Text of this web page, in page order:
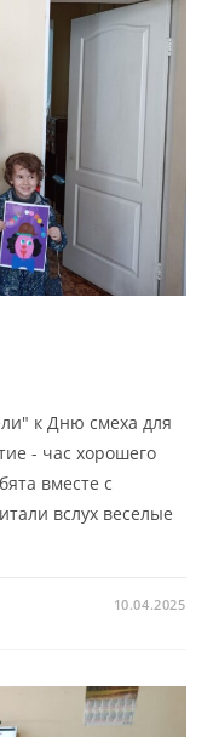
к Дню смеха для
- час хорошего
вместе с
вслух веселые
10.04.2025